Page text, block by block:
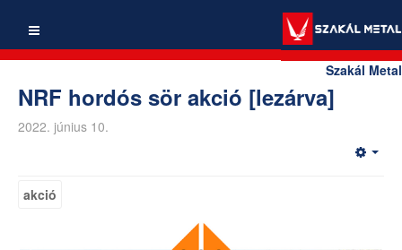
Szakál Metal
NRF hordós sör akció [lezárva]
2022. június 10.
akció